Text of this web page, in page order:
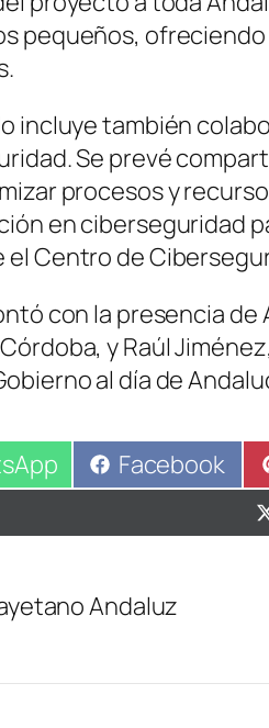
pequeños,
incluye también
Se prevé
procesos y
en ciberseguridad
Centro de
con la presencia
y Raúl
al día de
Compartir
en
Facebook
Andaluz